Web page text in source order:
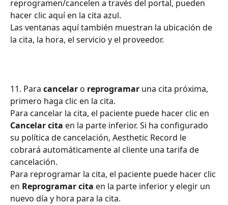
reprogramen/cancelen a través del portal, pueden
hacer clic aquí en la cita azul.
Las ventanas aquí también muestran la ubicación de
la cita, la hora, el servicio y el proveedor.
11. Para cancelar o reprogramar una cita próxima,
primero haga clic en la cita.
Para cancelar la cita, el paciente puede hacer clic en
Cancelar cita en la parte inferior. Si ha configurado
su política de cancelación, Aesthetic Record le
cobrará automáticamente al cliente una tarifa de
cancelación.
Para reprogramar la cita, el paciente puede hacer clic
en Reprogramar cita en la parte inferior y elegir un
nuevo día y hora para la cita.